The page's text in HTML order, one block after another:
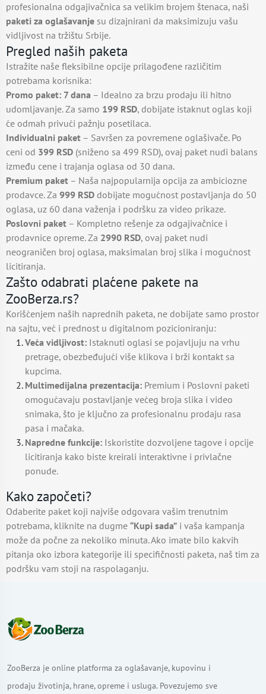
profesionalna odgajivačnica sa velikim brojem štenaca, naši
paketi za oglašavanje su dizajnirani da maksimizuju vašu
vidljivost na tržištu Srbije.
Pregled naših paketa
Istražite naše fleksibilne opcije prilagođene različitim
potrebama korisnika:
Promo paket: 7 dana – Idealno za brzu prodaju ili hitno
udomljavanje. Za samo 199 RSD, dobijate istaknut oglas koji
će odmah privući pažnju posetilaca.
Individualni paket – Savršen za povremene oglašivače. Po
ceni od 399 RSD (sniženo sa 499 RSD), ovaj paket nudi balans
između cene i trajanja oglasa od 30 dana.
Premium paket – Naša najpopularnija opcija za ambiciozne
prodavce. Za 999 RSD dobijate mogućnost postavljanja do 50
oglasa, uz 60 dana važenja i podršku za video prikaze.
Poslovni paket – Kompletno rešenje za odgajivačnice i
prodavnice opreme. Za 2990 RSD, ovaj paket nudi
neograničen broj oglasa, maksimalan broj slika i mogućnost
licitiranja.
Zašto odabrati plaćene pakete na
ZooBerza.rs?
Korišćenjem naših naprednih paketa, ne dobijate samo prostor
na sajtu, već i prednost u digitalnom pozicioniranju:
Veća vidljivost: Istaknuti oglasi se pojavljuju na vrhu
pretrage, obezbeđujući više klikova i brži kontakt sa
kupcima.
Multimedijalna prezentacija: Premium i Poslovni paketi
omogućavaju postavljanje većeg broja slika i video
snimaka, što je ključno za profesionalnu prodaju rasa
pasa i mačaka.
Napredne funkcije: Iskoristite dozvoljene tagove i opcije
licitiranja kako biste kreirali interaktivne i privlačne
ponude.
Kako započeti?
Odaberite paket koji najviše odgovara vašim trenutnim
potrebama, kliknite na dugme “Kupi sada” i vaša kampanja
može da počne za nekoliko minuta. Ako imate bilo kakvih
pitanja oko izbora kategorije ili specifičnosti paketa, naš tim za
podršku vam stoji na raspolaganju.
ZooBerza je online platforma za oglašavanje, kupovinu i
prodaju životinja, hrane, opreme i usluga. Povezujemo sve